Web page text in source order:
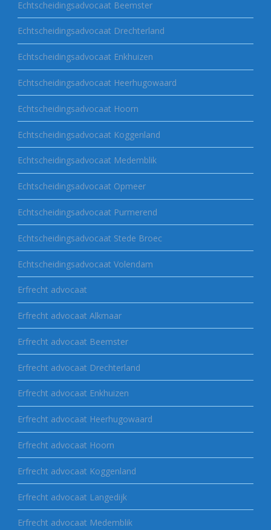
Echtscheidingsadvocaat Beemster
Echtscheidingsadvocaat Drechterland
Echtscheidingsadvocaat Enkhuizen
Echtscheidingsadvocaat Heerhugowaard
Echtscheidingsadvocaat Hoorn
Echtscheidingsadvocaat Koggenland
Echtscheidingsadvocaat Medemblik
Echtscheidingsadvocaat Opmeer
Echtscheidingsadvocaat Purmerend
Echtscheidingsadvocaat Stede Broec
Echtscheidingsadvocaat Volendam
Erfrecht advocaat
Erfrecht advocaat Alkmaar
Erfrecht advocaat Beemster
Erfrecht advocaat Drechterland
Erfrecht advocaat Enkhuizen
Erfrecht advocaat Heerhugowaard
Erfrecht advocaat Hoorn
Erfrecht advocaat Koggenland
Erfrecht advocaat Langedijk
Erfrecht advocaat Medemblik